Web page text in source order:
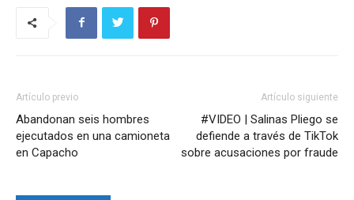
Artículo previo
Abandonan seis hombres
ejecutados en una camioneta
en Capacho
Artículo siguiente
#VIDEO | Salinas Pliego se
defiende a través de TikTok
sobre acusaciones por fraude